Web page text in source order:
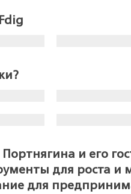
и его
для роста
для